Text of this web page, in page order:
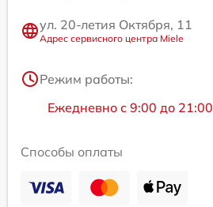
ул. 20-летия Октября, 11
Адрес сервисного центра Miele
Режим работы:
Ежедневно с 9:00 до 21:00
Способы оплаты